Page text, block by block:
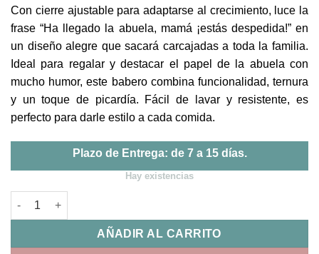
Con cierre ajustable para adaptarse al crecimiento, luce la
frase “Ha llegado la abuela, mamá ¡estás despedida!” en
un diseño alegre que sacará carcajadas a toda la familia.
Ideal para regalar y destacar el papel de la abuela con
mucho humor, este babero combina funcionalidad, ternura
y un toque de picardía. Fácil de lavar y resistente, es
perfecto para darle estilo a cada comida.
Plazo de Entrega: de 7 a 15 días.
Hay existencias
Babero Ha llegado la Abuela...| MI PIPO cantidad
AÑADIR AL CARRITO